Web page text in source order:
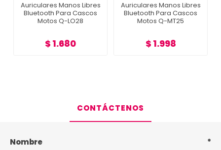
Auriculares Manos Libres
Bluetooth Para Cascos
Motos Q-LO28
$ 1.680
Auriculares Manos Libres
Bluetooth Para Cascos
Motos Q-MT25
$ 1.998
CONTÁCTENOS
Nombre *